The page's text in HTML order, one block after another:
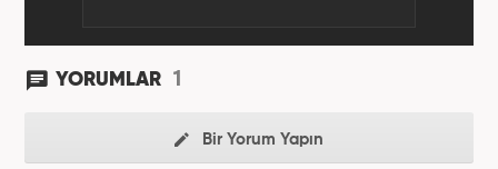
YORUMLAR 1
Bir Yorum Yapın